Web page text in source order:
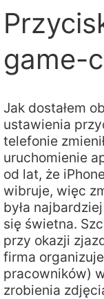
game-
Jak dostałem
ustawienia
telefonie
uruchomienie
od lat, że
wibruje, więc
była
się świetna.
przy okazji
firma
pracowników)
zrobienia